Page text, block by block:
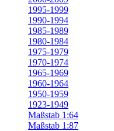
1995-1999
1990-1994
1985-1989
1980-1984
1975-1979
1970-1974
1965-1969
1960-1964
1950-1959
1923-1949
Maßstab 1:64
Maßstab 1:87